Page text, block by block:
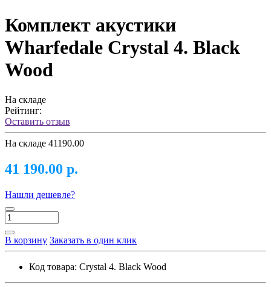
Комплект акустики
Wharfedale Crystal 4. Black
Wood
На складе
Рейтинг:
Оставить отзыв
На складе 41190.00
41 190.00 р.
Нашли дешевле?
В корзину Заказать в один клик
Код товара: Crystal 4. Black Wood